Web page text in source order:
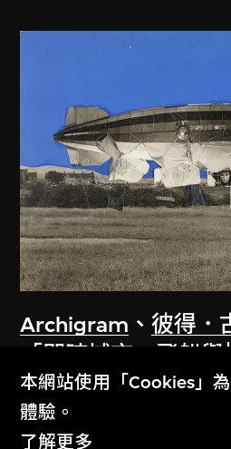
Archigram 、彼得．
「即時城市」飛船
1968
本網站使用「Cookies」
體驗。
了解更多